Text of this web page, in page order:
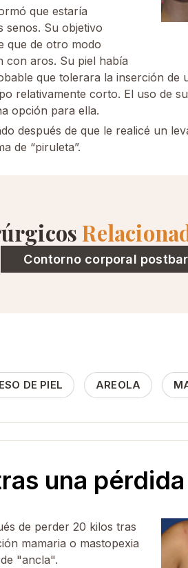
que estaría
senos. Su objetivo
que de otro modo
con aros. Su piel había
que tolerara la inserción
relativamente corto. El uso de
opción para ella.
después de que le realicé un
de “piruleta”.
Contorno corporal
DE PIEL AREOLA
una
de perder 20 kilos tras
mamaria o mastopexia
"ancla".